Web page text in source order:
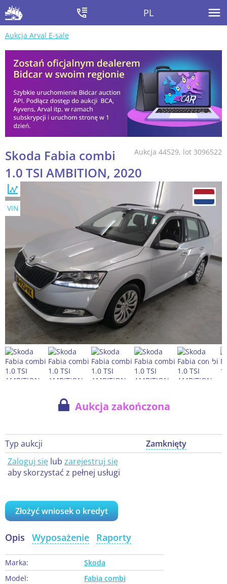
PL
Aukcja Arval E-sale
Aukcja 44529, lot 3096522
Skoda Fabia combi
1.0 TSI AMBITION, 2020
VIN
Aukcja zakończona
Typ aukcji
Zamknięty
Zaloguj się lub zarejestruj się
aby skorzystać z pełnej usługi
Złożyć wniosek o kredyt
Opis Wyposażenie Raporty
Marka:
Skoda
Model:
Fabia combi